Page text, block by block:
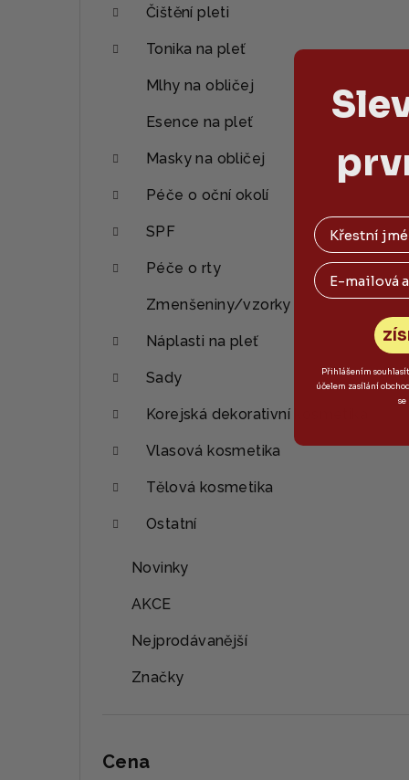
Čištění pleti
Tonika na pleť
Mlhy na obličej
Esence na pleť
Masky na obličej
Péče o oční okolí
SPF
Péče o rty
Zmenšeniny/vzorky
Náplasti na pleť
Sady
Korejská dekorativní kosmetika
Vlasová kosmetika
Tělová kosmetika
Ostatní
Novinky
AKCE
Nejprodávanější
Značky
Cena
Email
Přihlášením
účelem zasílání